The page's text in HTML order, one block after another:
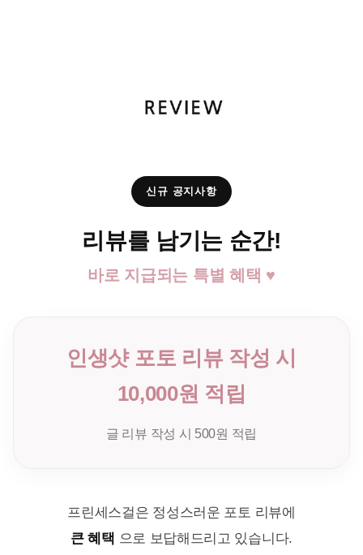
신규 공지사항
리뷰를 남기는 순간!
바로 지급되는 특별 혜택 ♥
인생샷 포토 리뷰 작성 시
10,000원 적립
글 리뷰 작성 시 500원 적립
프린세스걸은 정성스러운 포토 리뷰에
큰 혜택 으로 보답해드리고 있습니다.